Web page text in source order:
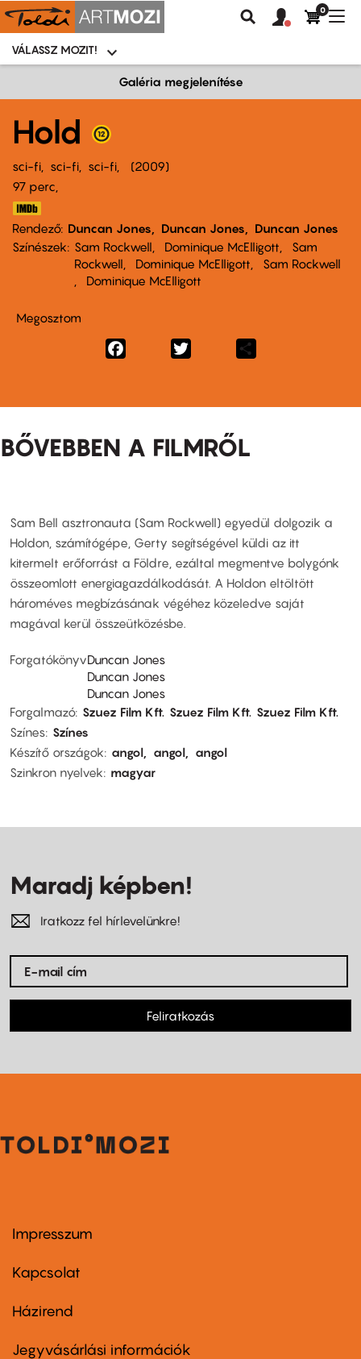
Moziválasztó
menü
VÁLASSZ MOZIT!
Keresés
Felhasználói
fiók
0
Galéria megjelenítése
Hold
sci-fi sci-fi sci-fi
2009
97 perc,
Rendező Duncan Jones Duncan Jones
Duncan Jones
Színészek
Sam Rockwell Dominique McElligott
Sam
Rockwell
Dominique McElligott
Sam Rockwell
Dominique McElligott
Megosztom
Facebook
BŐVEBBEN A FILMRŐL
Sam Bell asztronauta (Sam Rockwell) egyedül dolgozik a
Holdon, számítógépe, Gerty segítségével küldi az itt
kitermelt erőforrást a Földre, ezáltal megmentve bolygónk
összeomlott energiagazdálkodását. A Holdon eltöltött
hároméves megbízásának végéhez közeledve saját
magával kerül összeütközésbe.
ForgatókönyvDuncan Jones
Duncan Jones
Duncan Jones
Forgalmazó Szuez Film Kft. Szuez Film Kft. Szuez Film Kft.
Színes Színes
Készítő országok
angol angol
angol
Szinkron nyelvek
magyar
Maradj képben!
Iratkozz fel hírlevelünkre!
Feliratkozás
Footer
first
Impresszum
Kapcsolat
Footer
second
Házirend
Jegyvásárlási információk